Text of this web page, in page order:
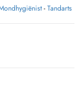
- Tandarts